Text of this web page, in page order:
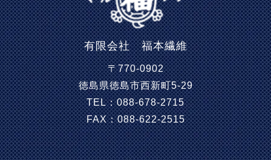
有限会社 福本繊維
〒770-0902
徳島県徳島市西新町5-29
TEL：088-678-2715
FAX：088-622-2515